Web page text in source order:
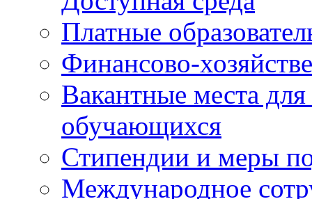
Платные
Финансово-
Вакантные места
обучающихся
Стипендии и меры
Международное